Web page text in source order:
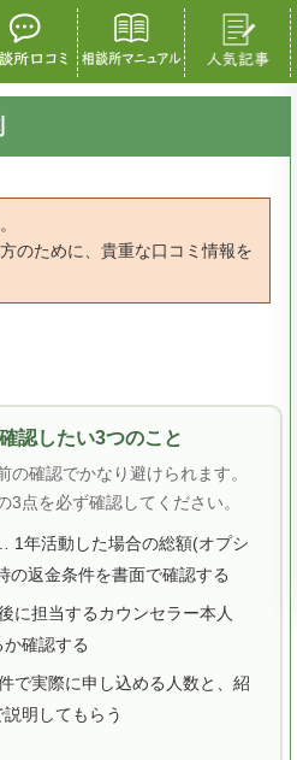
のために、貴重な口コミ情報を
認したい3つのこと
の確認でかなり避けられます。
点を必ず確認してください。
年活動した場合の総額(オプシ
の返金条件を書面で確認する
担当するカウンセラー本人
確認する
実際に申し込める人数と、紹
明してもらう